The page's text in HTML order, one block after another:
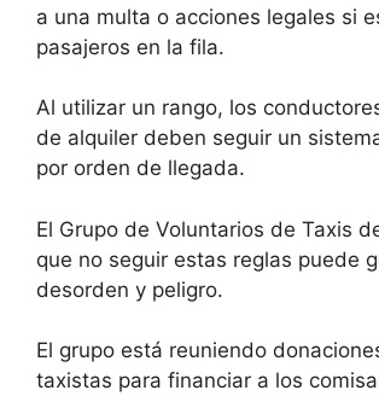
a una multa o acciones legales si
pasajeros en la fila.
Al utilizar un rango, los
de alquiler deben seguir un
por orden de llegada.
El Grupo de Voluntarios de Taxis
que no seguir estas reglas puede
desorden y peligro.
El grupo está reuniendo
taxistas para financiar a los